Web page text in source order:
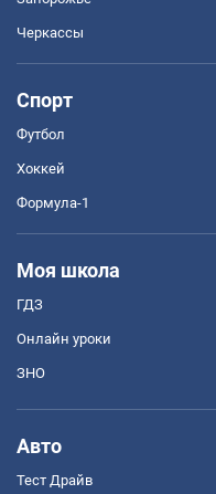
Черкассы
Спорт
Футбол
Хоккей
Формула-1
Моя школа
ГДЗ
Онлайн уроки
ЗНО
Авто
Тест Драйв